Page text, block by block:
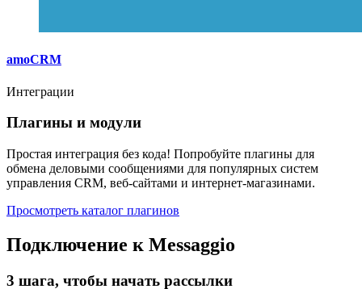
amoCRM
Интеграции
Плагины и модули
Простая интеграция без кода! Попробуйте плагины для
обмена деловыми сообщениями для популярных систем
управления CRM, веб-сайтами и интернет-магазинами.
Просмотреть каталог плагинов
Подключение к Messaggio
3 шага, чтобы начать рассылки